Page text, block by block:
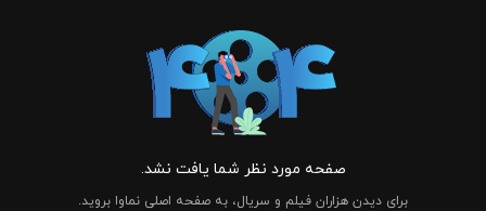
صفحه مورد نظر شما یافت نشد.
برای دیدن هزاران فیلم و سریال، به صفحه اصلی نماوا بروید.